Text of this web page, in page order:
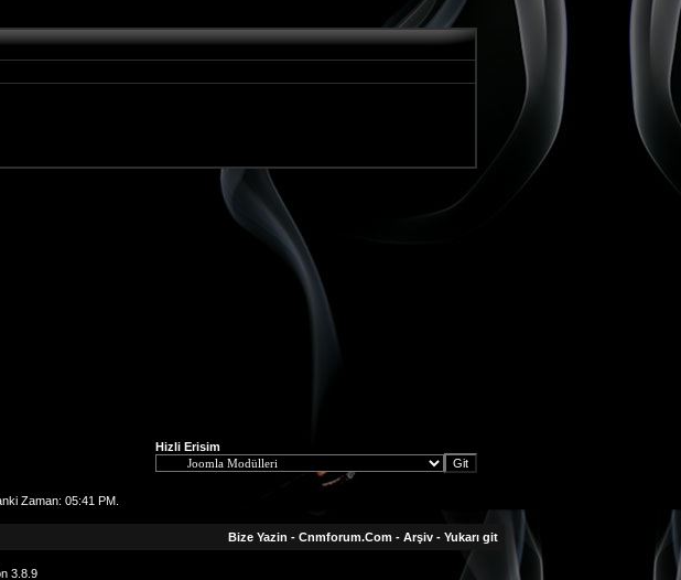
Hizli Erisim
Zaman: 05:41 PM.
Bize Yazin - Cnmforum.Com - Arşiv - Yukarı git
3.8.9